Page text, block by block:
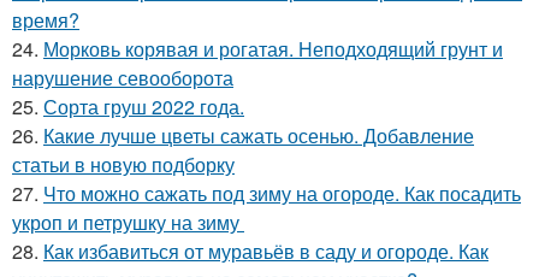
время?
24. Морковь корявая и рогатая. Неподходящий грунт и
нарушение севооборота
25. Сорта груш 2022 года.
26. Какие лучше цветы сажать осенью. Добавление
статьи в новую подборку
27. Что можно сажать под зиму на огороде. Как посадить
укроп и петрушку на зиму
28. Как избавиться от муравьёв в саду и огороде. Как